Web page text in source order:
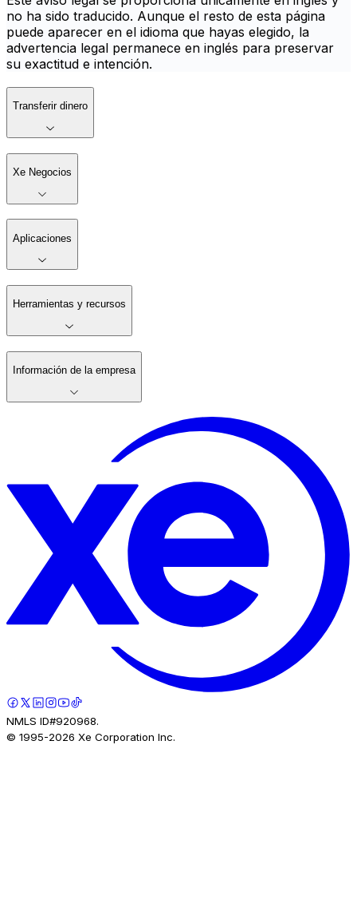
no ha sido traducido. Aunque el resto de esta página
puede aparecer en el idioma que hayas elegido, la
advertencia legal permanece en inglés para preservar
su exactitud e intención.
Transferir dinero
Xe Negocios
Aplicaciones
Herramientas y recursos
Información de la empresa
NMLS ID#920968.
© 1995-2026 Xe Corporation Inc.